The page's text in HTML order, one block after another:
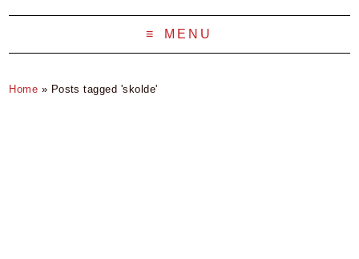
MENU
Home » Posts tagged 'skolde'